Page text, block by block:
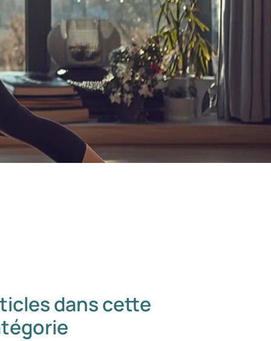
dans cette